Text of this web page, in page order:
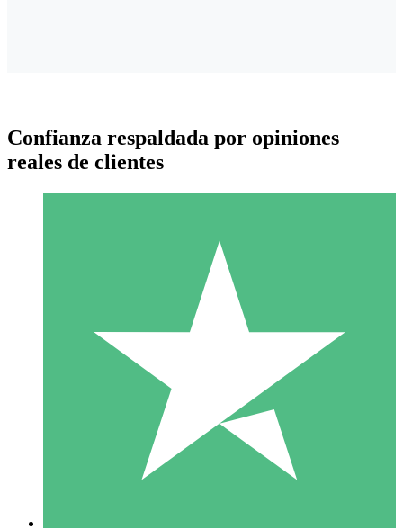
Paquetes de Créditos Individuales
Paga según el uso con créditos de descarga. Sin compromiso
10 00
Confianza respaldada por opiniones
reales de clientes